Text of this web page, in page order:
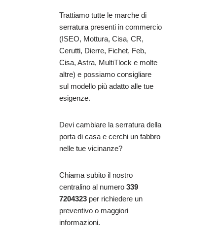
Trattiamo tutte le marche di
serratura presenti in commercio
(ISEO, Mottura, Cisa, CR,
Cerutti, Dierre, Fichet, Feb,
Cisa, Astra, MultiTlock e molte
altre) e possiamo consigliare
sul modello più adatto alle tue
esigenze.
Devi cambiare la serratura della
porta di casa e cerchi un fabbro
nelle tue vicinanze?
Chiama subito il nostro
centralino al numero 339
7204323 per richiedere un
preventivo o maggiori
informazioni.